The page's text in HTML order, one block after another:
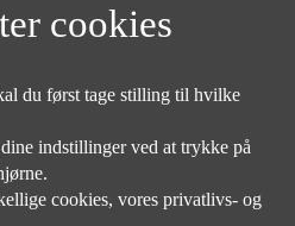
cookies
du først tage stilling til hvilke
indstillinger ved at trykke på
cookies, vores privatlivs- og